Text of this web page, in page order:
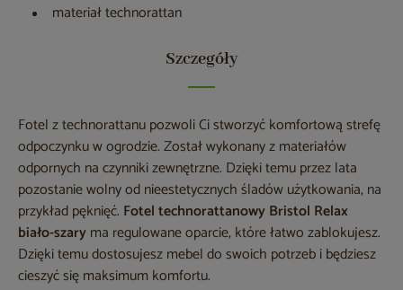
materiał technorattan
Szczegóły
Fotel z technorattanu pozwoli Ci stworzyć komfortową strefę
odpoczynku w ogrodzie. Został wykonany z materiałów
odpornych na czynniki zewnętrzne. Dzięki temu przez lata
pozostanie wolny od nieestetycznych śladów użytkowania, na
przykład pęknięć. Fotel technorattanowy Bristol Relax
biało-szaryma regulowane oparcie, które łatwo zablokujesz.
Dzięki temu dostosujesz mebel do swoich potrzeb i będziesz
cieszyć się maksimum komfortu.